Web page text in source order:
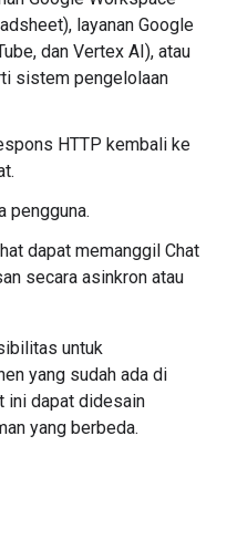
layanan Google
dan Vertex AI), atau
sistem pengelolaan
HTTP kembali ke
pengguna.
dapat memanggil Chat
secara asinkron atau
untuk
yang sudah ada di
ini dapat didesain
yang berbeda.